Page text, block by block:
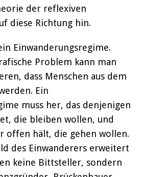
der reflexiven
diese Richtung hin.
Einwanderungsregime.
Problem kann man
dass Menschen aus dem
Ein
muss her, das denjenigen
die bleiben wollen, und
offen hält, die gehen wollen.
des Einwanderers erweitert
keine Bittsteller, sondern